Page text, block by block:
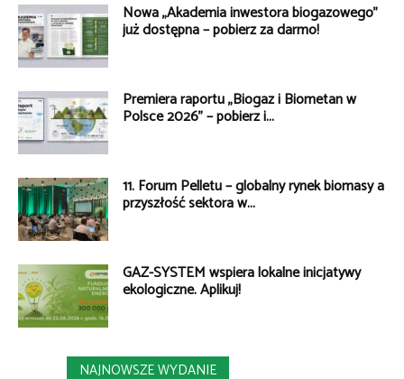
Nowa „Akademia inwestora biogazowego”
już dostępna – pobierz za darmo!
Premiera raportu „Biogaz i Biometan w
Polsce 2026” – pobierz i...
11. Forum Pelletu – globalny rynek biomasy a
przyszłość sektora w...
GAZ-SYSTEM wspiera lokalne inicjatywy
ekologiczne. Aplikuj!
NAJNOWSZE WYDANIE